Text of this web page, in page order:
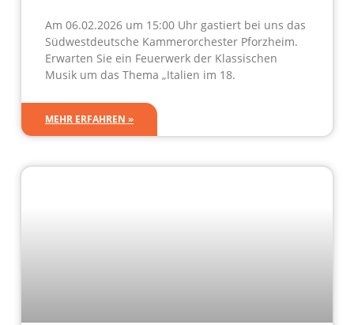
Am 06.02.2026 um 15:00 Uhr gastiert bei uns das
Südwestdeutsche Kammerorchester Pforzheim.
Erwarten Sie ein Feuerwerk der Klassischen
Musik um das Thema „Italien im 18.
MEHR ERFAHREN »